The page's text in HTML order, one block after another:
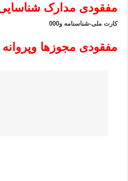
مفقودی مدارک
کارت ملی-شناسنامه و000
مفقودی مجوزها